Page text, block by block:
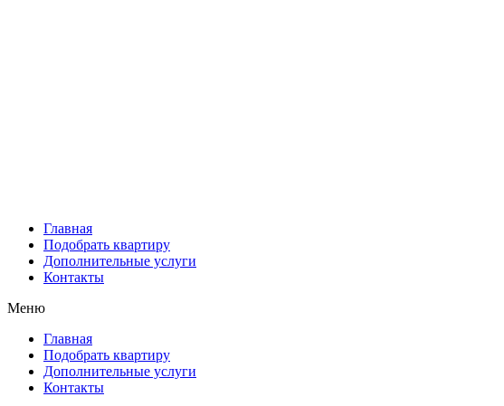
Главная
Подобрать квартиру
Дополнительные услуги
Контакты
Меню
Главная
Подобрать квартиру
Дополнительные услуги
Контакты